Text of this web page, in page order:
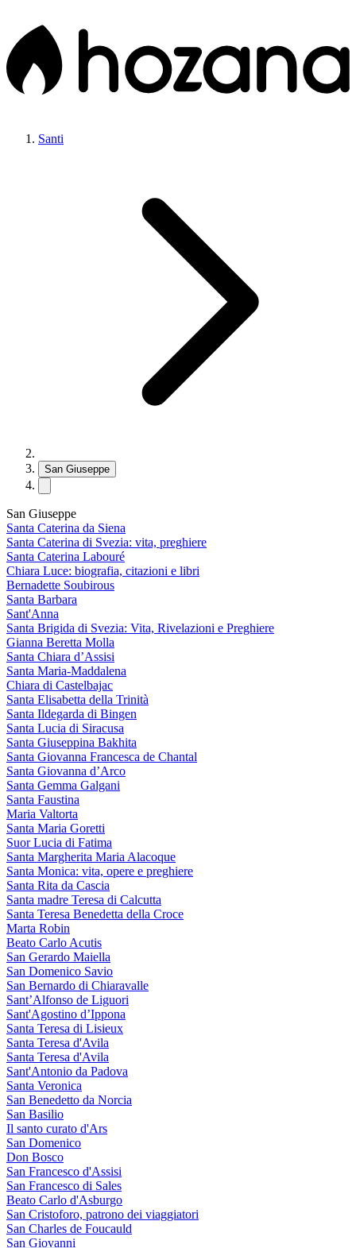
Santi
San Giuseppe
San Giuseppe
Santa Caterina da Siena
Santa Caterina di Svezia: vita, preghiere
Santa Caterina Labouré
Chiara Luce: biografia, citazioni e libri
Bernadette Soubirous
Santa Barbara
Sant'Anna
Santa Brigida di Svezia: Vita, Rivelazioni e Preghiere
Gianna Beretta Molla
Santa Chiara d’Assisi
Santa Maria-Maddalena
Chiara di Castelbajac
Santa Elisabetta della Trinità
Santa Ildegarda di Bingen
Santa Lucia di Siracusa
Santa Giuseppina Bakhita
Santa Giovanna Francesca de Chantal
Santa Giovanna d’Arco
Santa Gemma Galgani
Santa Faustina
Maria Valtorta
Santa Maria Goretti
Suor Lucia di Fatima
Santa Margherita Maria Alacoque
Santa Monica: vita, opere e preghiere
Santa Rita da Cascia
Santa madre Teresa di Calcutta
Santa Teresa Benedetta della Croce
Marta Robin
Beato Carlo Acutis
San Gerardo Maiella
San Domenico Savio
San Bernardo di Chiaravalle
Sant’Alfonso de Liguori
Sant'Agostino d’Ippona
Santa Teresa di Lisieux
Santa Teresa d'Avila
Santa Teresa d'Avila
Sant'Antonio da Padova
Santa Veronica
San Benedetto da Norcia
San Basilio
Il santo curato d'Ars
San Domenico
Don Bosco
San Francesco d'Assisi
San Francesco di Sales
Beato Carlo d'Asburgo
San Cristoforo, patrono dei viaggiatori
San Charles de Foucauld
San Giovanni